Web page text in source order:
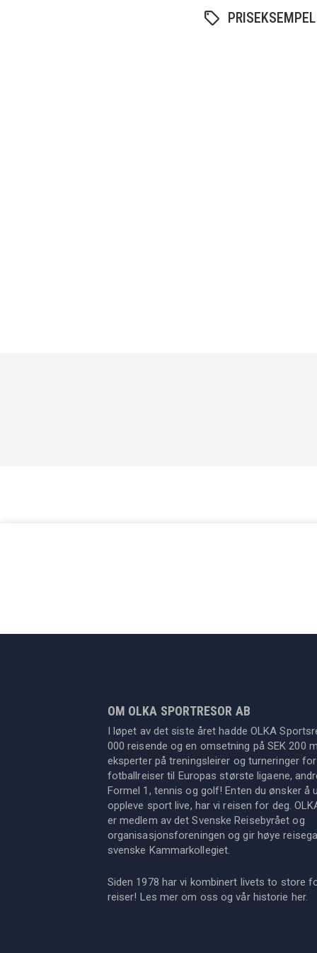
PRISEKSEMPEL
OM OLKA SPORTRESOR AB
I løpet av det siste året hadde OLKA
000 reisende og en omsetning på SEK 200
eksperter på treningsleirer og turneringer
fotballreiser til Europas største ligaene,
Formel 1, tennis og golf! Enten du ønsker å
oppleve sport live, har vi reisen for deg.
er medlem av det Svenske Reisebyrået og
organisasjonsforeningen og gir høye
svenske Kammarkollegiet.
Siden 1978 har vi kombinert livets to store
reiser! Les mer om oss og vår historie her.